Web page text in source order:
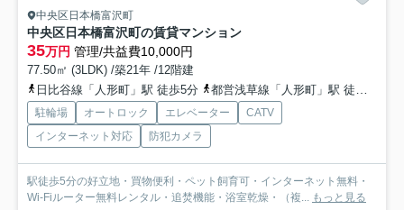
中央区日本橋富沢町
中央区日本橋富沢町の賃貸マンション
35万円 管理/共益費10,000円
77.50㎡ (3LDK) /築21年 /12階建
日比谷線「人形町」駅 徒歩5分
都営浅草線「人形町」駅 徒歩5分
駐輪場 オートロック エレベーター
CATV
インターネット対応
防犯カメラ
駅徒歩5分の好立地・買物便利・ペット飼育可・インターネット無料・
Wi-Fiルーター無料レンタル・追焚機能・浴室乾燥・（複... もっと見る